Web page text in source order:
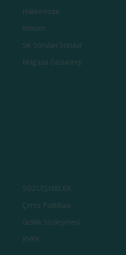
Hakkımızda
İletişim
Sık Sorulan Sorular
Mağaza Gaziantep
SÖZLEŞMELER
Çerez Politikası
Gizlilik Sözleşmesi
KVKK